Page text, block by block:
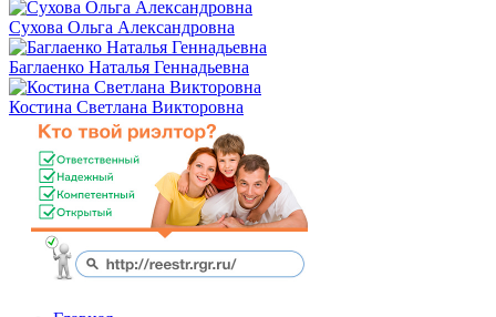
Сухова Ольга Александровна
Баглаенко Наталья Геннадьевна
Костина Светлана Викторовна